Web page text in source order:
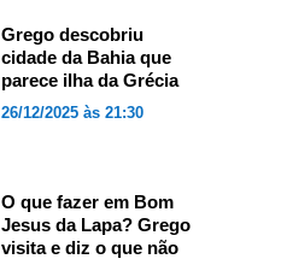
Grego descobriu
cidade da Bahia que
parece ilha da Grécia
26/12/2025 às 21:30
O que fazer em Bom
Jesus da Lapa? Grego
visita e diz o que não